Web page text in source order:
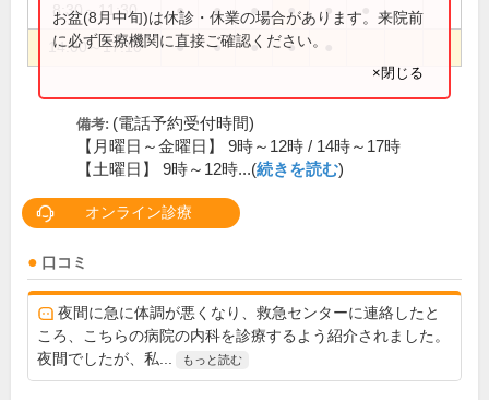
8:30～11:30 ● ● ● ● ●
14:00～17:10 ● ● ● ●
お盆(8月中旬)は休診・休業の場合があります。来院前
に必ず医療機関に直接ご確認ください。
×閉じる
備考: (電話予約受付時間)
【月曜日～金曜日】 9時～12時 / 14時～17時
【土曜日】 9時～12時...(続きを読む)
オンライン診療
口コミ
夜間に急に体調が悪くなり、救急センターに連絡したと
ころ、こちらの病院の内科を診療するよう紹介されました。
夜間でしたが、私...
もっと読む